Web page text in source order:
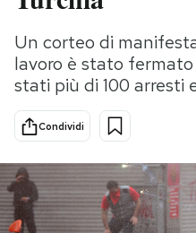
Politica
Tecnologia
Internet
Scienza
Cultura
Economia
Sport
Un corteo di
lavoro è stato
stati più di 100 arresti
Condividi